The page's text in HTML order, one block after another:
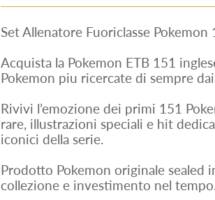
Set Allenatore Fuoriclasse Pokemon
Acquista la Pokemon ETB 151
Pokemon piu ricercate di sempre
Rivivi l’emozione dei primi 151
rare, illustrazioni speciali e hit
iconici della serie.
Prodotto Pokemon originale sealed
collezione e investimento nel